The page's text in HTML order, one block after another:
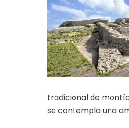
tradicional de
se contempla una